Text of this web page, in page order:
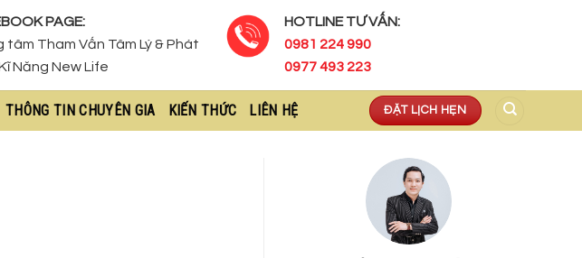
PAGE:
tâm Tham Vấn Tâm Lý & Phát
Năng New Life
HOTLINE TƯ VẤN:
0981 224 990
0977 493 223
THÔNG TIN CHUYÊN GIA KIẾN THỨC LIÊN HỆ ĐẶT LỊCH HẸN